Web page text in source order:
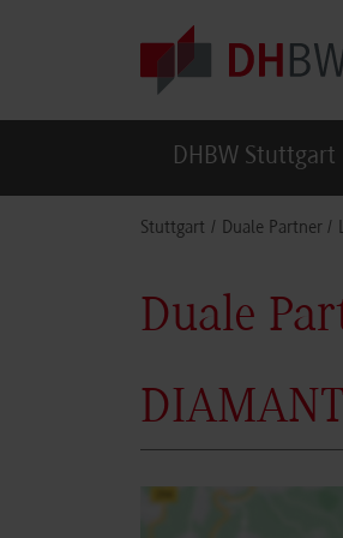
DHBW Stuttgart
Stuttgart Duale Partner
Duale